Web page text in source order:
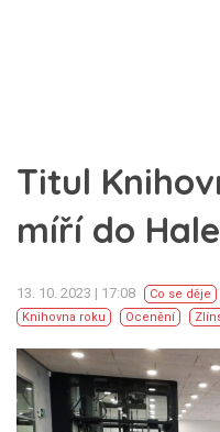
Titul
míří do
13. 10. 2023 | 17:08 Co se děje
Knihovna roku
Ocenění